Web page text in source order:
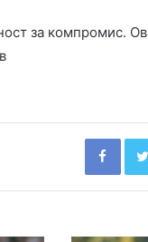
за компромис.